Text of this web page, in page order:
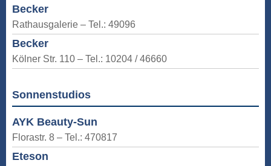
Becker
Rathausgalerie – Tel.: 49096
Becker
Kölner Str. 110 – Tel.: 10204 / 46660
Sonnenstudios
AYK Beauty-Sun
Florastr. 8 – Tel.: 470817
Eteson